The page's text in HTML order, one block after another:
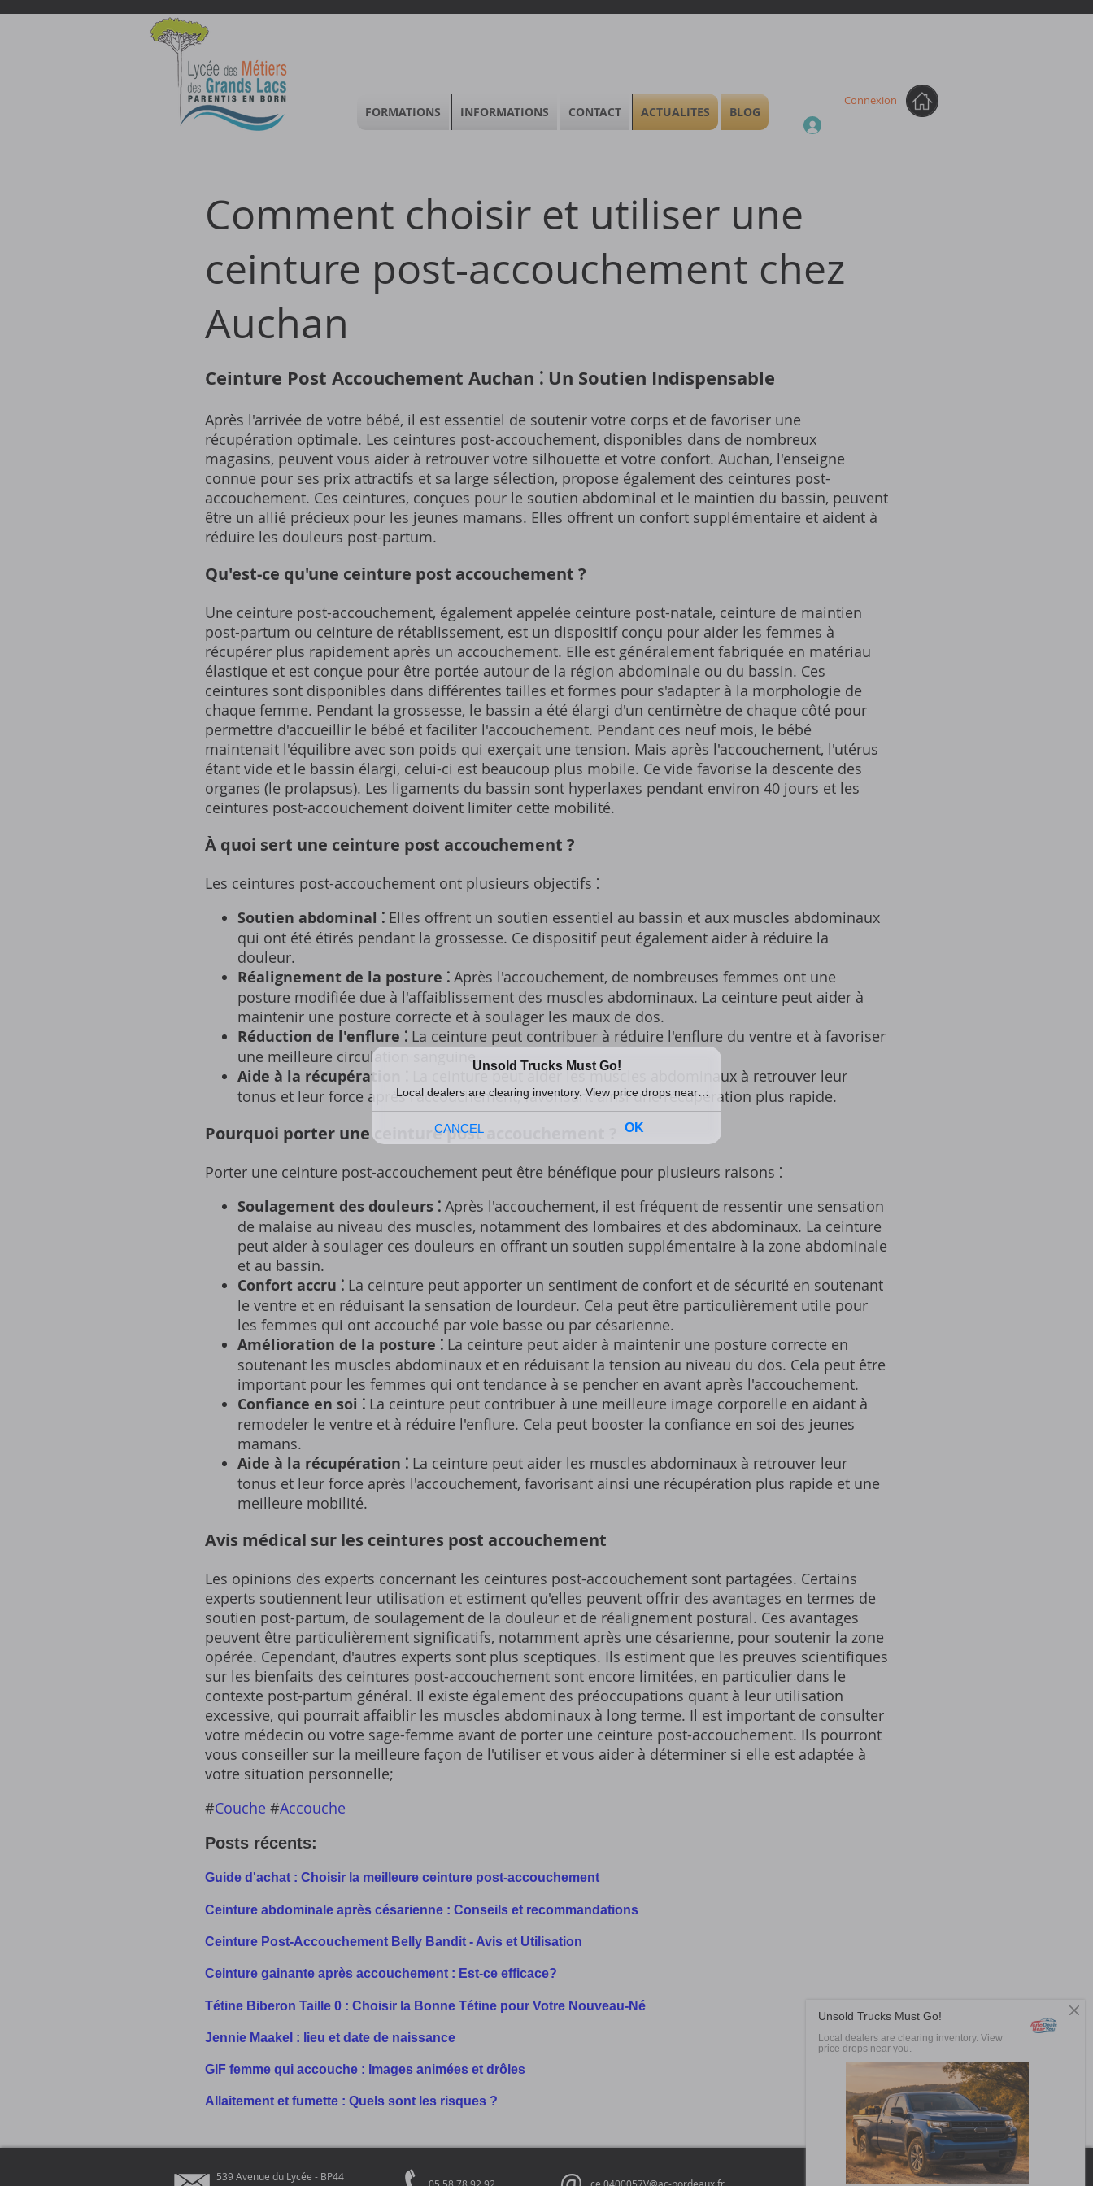
Connexion
Comment choisir et utiliser une
ceinture post-accouchement chez
Auchan
Ceinture Post Accouchement Auchan ⁚ Un Soutien Indispensable
Après l'arrivée de votre bébé‚ il est essentiel de soutenir votre corps et de favoriser une
récupération optimale. Les ceintures post-accouchement‚ disponibles dans de nombreux
magasins‚ peuvent vous aider à retrouver votre silhouette et votre confort. Auchan‚ l'enseigne
connue pour ses prix attractifs et sa large sélection‚ propose également des ceintures post-
accouchement. Ces ceintures‚ conçues pour le soutien abdominal et le maintien du bassin‚ peuvent
être un allié précieux pour les jeunes mamans. Elles offrent un confort supplémentaire et aident à
réduire les douleurs post-partum.
Qu'est-ce qu'une ceinture post accouchement ?
Une ceinture post-accouchement‚ également appelée ceinture post-natale‚ ceinture de maintien
post-partum ou ceinture de rétablissement‚ est un dispositif conçu pour aider les femmes à
récupérer plus rapidement après un accouchement. Elle est généralement fabriquée en matériau
élastique et est conçue pour être portée autour de la région abdominale ou du bassin. Ces
ceintures sont disponibles dans différentes tailles et formes pour s'adapter à la morphologie de
chaque femme. Pendant la grossesse‚ le bassin a été élargi d'un centimètre de chaque côté pour
permettre d'accueillir le bébé et faciliter l'accouchement. Pendant ces neuf mois‚ le bébé
maintenait l'équilibre avec son poids qui exerçait une tension. Mais après l'accouchement‚ l'utérus
étant vide et le bassin élargi‚ celui-ci est beaucoup plus mobile. Ce vide favorise la descente des
organes (le prolapsus). Les ligaments du bassin sont hyperlaxes pendant environ 40 jours et les
ceintures post-accouchement doivent limiter cette mobilité.
À quoi sert une ceinture post accouchement ?
Les ceintures post-accouchement ont plusieurs objectifs ⁚
Soutien abdominal ⁚ Elles offrent un soutien essentiel au bassin et aux muscles abdominaux
qui ont été étirés pendant la grossesse. Ce dispositif peut également aider à réduire la
douleur.
Réalignement de la posture ⁚ Après l'accouchement‚ de nombreuses femmes ont une
posture modifiée due à l'affaiblissement des muscles abdominaux. La ceinture peut aider à
maintenir une posture correcte et à soulager les maux de dos.
Réduction de l'enflure ⁚ La ceinture peut contribuer à réduire l'enflure du ventre et à favoriser
une meilleure circulation sanguine.
Aide à la récupération ⁚
La ceinture peut aider les muscles abdominaux à retrouver leur
tonus et leur force après l'accouchement‚ favorisant ainsi une récupération plus rapide.
Pourquoi porter une ceinture post accouchement ?
Porter une ceinture post-accouchement peut être bénéfique pour plusieurs raisons ⁚
Soulagement des douleurs ⁚ Après l'accouchement‚ il est fréquent de ressentir une sensation
de malaise au niveau des muscles‚ notamment des lombaires et des abdominaux. La ceinture
peut aider à soulager ces douleurs en offrant un soutien supplémentaire à la zone abdominale
et au bassin.
Confort accru ⁚ La ceinture peut apporter un sentiment de confort et de sécurité en soutenant
le ventre et en réduisant la sensation de lourdeur. Cela peut être particulièrement utile pour
les femmes qui ont accouché par voie basse ou par césarienne.
Amélioration de la posture ⁚ La ceinture peut aider à maintenir une posture correcte en
soutenant les muscles abdominaux et en réduisant la tension au niveau du dos. Cela peut être
important pour les femmes qui ont tendance à se pencher en avant après l'accouchement.
Confiance en soi ⁚ La ceinture peut contribuer à une meilleure image corporelle en aidant à
remodeler le ventre et à réduire l'enflure. Cela peut booster la confiance en soi des jeunes
mamans.
Aide à la récupération ⁚ La ceinture peut aider les muscles abdominaux à retrouver leur
tonus et leur force après l'accouchement‚ favorisant ainsi une récupération plus rapide et une
meilleure mobilité.
Avis médical sur les ceintures post accouchement
Les opinions des experts concernant les ceintures post-accouchement sont partagées. Certains
experts soutiennent leur utilisation et estiment qu'elles peuvent offrir des avantages en termes de
soutien post-partum‚ de soulagement de la douleur et de réalignement postural. Ces avantages
peuvent être particulièrement significatifs‚ notamment après une césarienne‚ pour soutenir la zone
opérée. Cependant‚ d'autres experts sont plus sceptiques. Ils estiment que les preuves scientifiques
sur les bienfaits des ceintures post-accouchement sont encore limitées‚ en particulier dans le
contexte post-partum général. Il existe également des préoccupations quant à leur utilisation
excessive‚ qui pourrait affaiblir les muscles abdominaux à long terme. Il est important de consulter
votre médecin ou votre sage-femme avant de porter une ceinture post-accouchement. Ils pourront
vous conseiller sur la meilleure façon de l'utiliser et vous aider à déterminer si elle est adaptée à
votre situation personnelle;
#Couche #Accouche
Posts récents:
Guide d'achat : Choisir la meilleure ceinture post-accouchement
Ceinture abdominale après césarienne : Conseils et recommandations
Ceinture Post-Accouchement Belly Bandit - Avis et Utilisation
Ceinture gainante après accouchement : Est-ce efficace?
Tétine Biberon Taille 0 : Choisir la Bonne Tétine pour Votre Nouveau-Né
Jennie Maakel : lieu et date de naissance
GIF femme qui accouche : Images animées et drôles
Allaitement et fumette : Quels sont les risques ?
FORMATIONS INFORMATIONS CONTACT ACTUALITES BLOG
539 Avenue du Lycée - BP44